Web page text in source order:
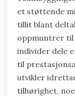
et støttende
tillit blant
oppmuntrer til
individer dele
til
utvikler
tilhørighet,